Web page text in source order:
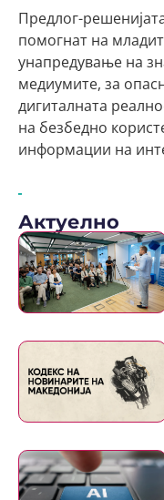
Предлог-
помогнат на
унапредување на
медиумите, за
дигиталната
на безбедно
информации на
Актуелно